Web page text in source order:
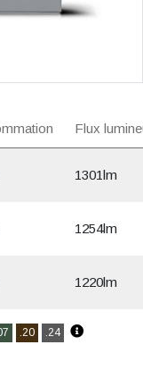
Flux
1301lm
1254lm
1220lm
.20 .24